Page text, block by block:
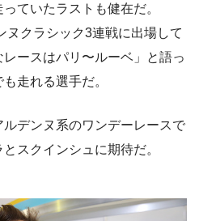
ていたラストも健在だ。
ヌクラシック3連戦に出場して
ースはパリ〜ルーベ」と語っ
走れる選手だ。
デンヌ系のワンデーレースで
スクインシュに期待だ。